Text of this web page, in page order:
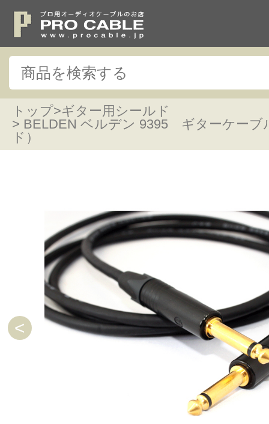
トップ>ギター用シールド
> BELDEN ベルデン 9395 ギターケーブ
ド）